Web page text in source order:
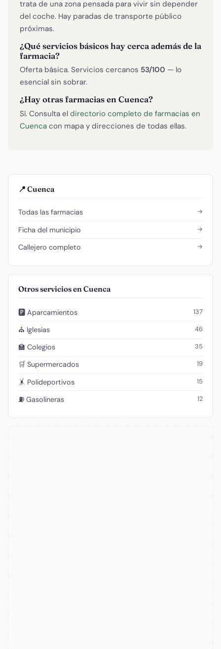
trata de una zona pensada para vivir sin depender
del coche. Hay paradas de transporte público
próximas.
¿Qué servicios básicos hay cerca además de la
farmacia?
Oferta básica. Servicios cercanos 53/100 — lo
esencial sin sobrar.
¿Hay otras farmacias en Cuenca?
Sí. Consulta el directorio completo de farmacias en
Cuenca con mapa y direcciones de todas ellas.
📍 Cuenca
Todas las farmacias →
Ficha del municipio →
Callejero completo →
Otros servicios en Cuenca
🅿️ Aparcamientos 137
⛪ Iglesias 46
🏫 Colegios 35
🛒 Supermercados 19
🤸 Polideportivos 15
⛽ Gasolineras 12